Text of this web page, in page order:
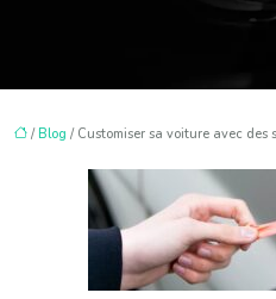
/ Blog / Customiser sa voiture avec